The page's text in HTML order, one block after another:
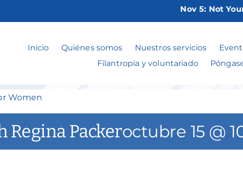
Nov 5:Not Your
Inicio Quiénes somos Nuestros servicios
Filantropía y voluntariado
Real Talk with
Women
Regina Packeroctubre 15 @